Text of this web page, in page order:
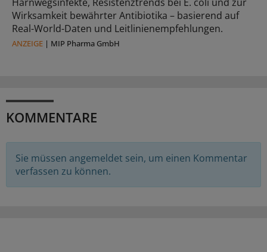
Wirksamkeit bewährter Antibiotika – basierend auf
Real-World-Daten und Leitlinienempfehlungen.
ANZEIGE | MIP Pharma GmbH
KOMMENTARE
Sie müssen angemeldet sein, um einen Kommentar
verfassen zu können.